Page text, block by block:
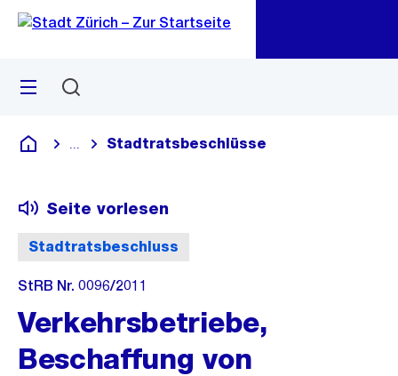
Navigation
Sprunglink
Menü
Deutsch
Blende alle Breadcrumbs ein
Stadtratsbeschlüsse
Stadtratsbeschluss
Seite vorlesen
StRB Nr. 0096/2011
Verkehrsbetriebe,
Beschaffung von